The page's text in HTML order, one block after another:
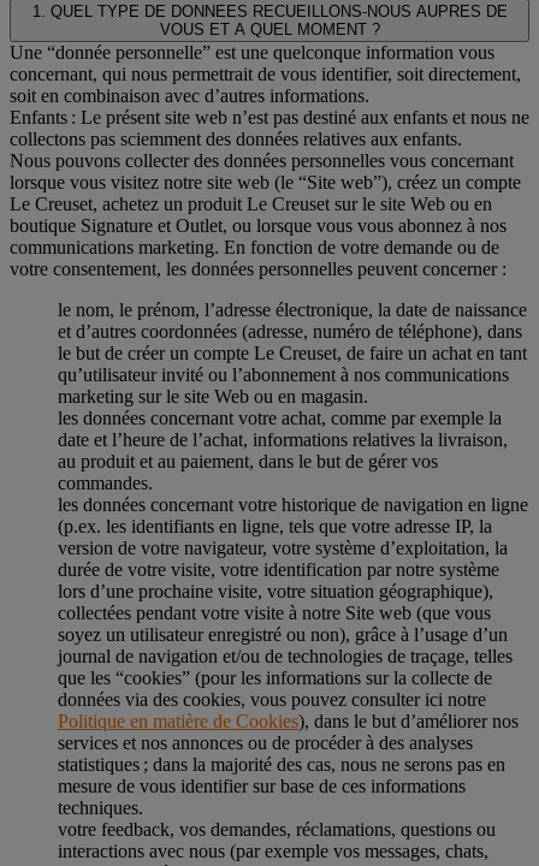
1. QUEL TYPE DE DONNEES RECUEILLONS-NOUS AUPRES DE
VOUS ET A QUEL MOMENT ?
Une “donnée personnelle” est une quelconque information vous
concernant, qui nous permettrait de vous identifier, soit directement,
soit en combinaison avec d’autres informations.
Enfants : Le présent site web n’est pas destiné aux enfants et nous ne
collectons pas sciemment des données relatives aux enfants.
Nous pouvons collecter des données personnelles vous concernant
lorsque vous visitez notre site web (le “Site web”), créez un compte
Le Creuset, achetez un produit Le Creuset sur le site Web ou en
boutique Signature et Outlet, ou lorsque vous vous abonnez à nos
communications marketing. En fonction de votre demande ou de
votre consentement, les données personnelles peuvent concerner :
le nom, le prénom, l’adresse électronique, la date de naissance
et d’autres coordonnées (adresse, numéro de téléphone), dans
le but de créer un compte Le Creuset, de faire un achat en tant
qu’utilisateur invité ou l’abonnement à nos communications
marketing sur le site Web ou en magasin.
les données concernant votre achat, comme par exemple la
date et l’heure de l’achat, informations relatives la livraison,
au produit et au paiement, dans le but de gérer vos
commandes.
les données concernant votre historique de navigation en ligne
(p.ex. les identifiants en ligne, tels que votre adresse IP, la
version de votre navigateur, votre système d’exploitation, la
durée de votre visite, votre identification par notre système
lors d’une prochaine visite, votre situation géographique),
collectées pendant votre visite à notre Site web (que vous
soyez un utilisateur enregistré ou non), grâce à l’usage d’un
journal de navigation et/ou de technologies de traçage, telles
que les “cookies” (pour les informations sur la collecte de
données via des cookies, vous pouvez consulter ici notre
Politique en matière de Cookies), dans le but d’améliorer nos
services et nos annonces ou de procéder à des analyses
statistiques ; dans la majorité des cas, nous ne serons pas en
mesure de vous identifier sur base de ces informations
techniques.
votre feedback, vos demandes, réclamations, questions ou
interactions avec nous (par exemple vos messages, chats,